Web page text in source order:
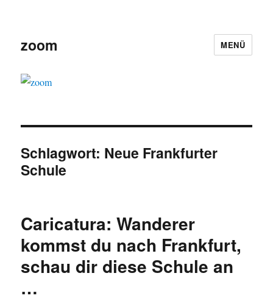
zoom MENÜ
Schlagwort: Neue Frankfurter
Schule
Caricatura: Wanderer
kommst du nach Frankfurt,
schau dir diese Schule an
…